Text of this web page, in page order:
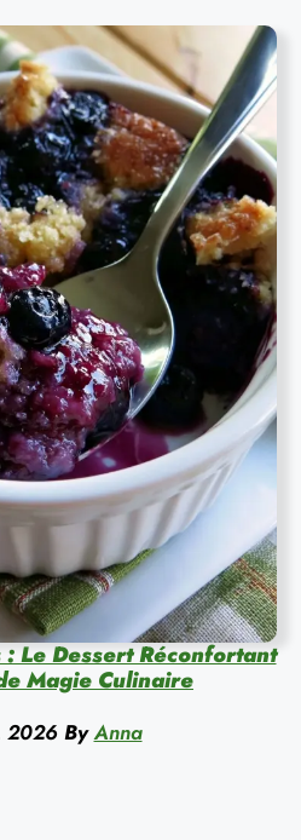
Le Dessert Réconfortant
Magie Culinaire
2026 By Anna